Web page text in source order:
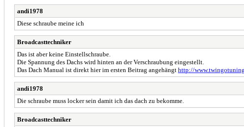
andi1978
Diese schraube meine ich
Broadcasttechniker
Das ist aber keine Einstellschraube.
Die Spannung des Dachs wird hinten an der Verschraubung eingestellt.
Das Dach Manual ist direkt hier im ersten Beitrag angehängt http://
andi1978
Die schraube muss locker sein damit ich das dach zu bekomme.
Broadcasttechniker